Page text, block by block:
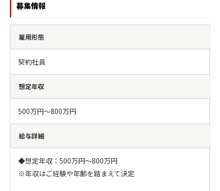
募集情報
雇用形態
契約社員
想定年収
500万円〜800万円
給与詳細
◆想定年収：500万円～800万円
※年収はご経験や年齢を踏まえて決定